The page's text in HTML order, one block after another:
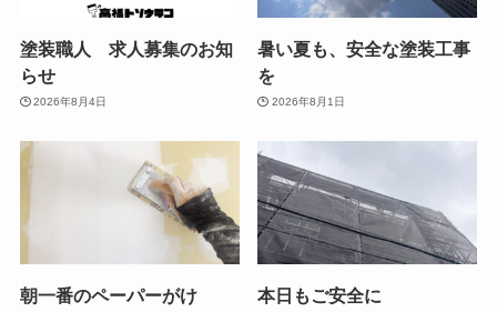
塗装職人 求人募集のお知
らせ
2026年8月4日
暑い夏も、安全な塗装工事
を
2026年8月1日
朝一番のペーパーがけ 本日もご安全に